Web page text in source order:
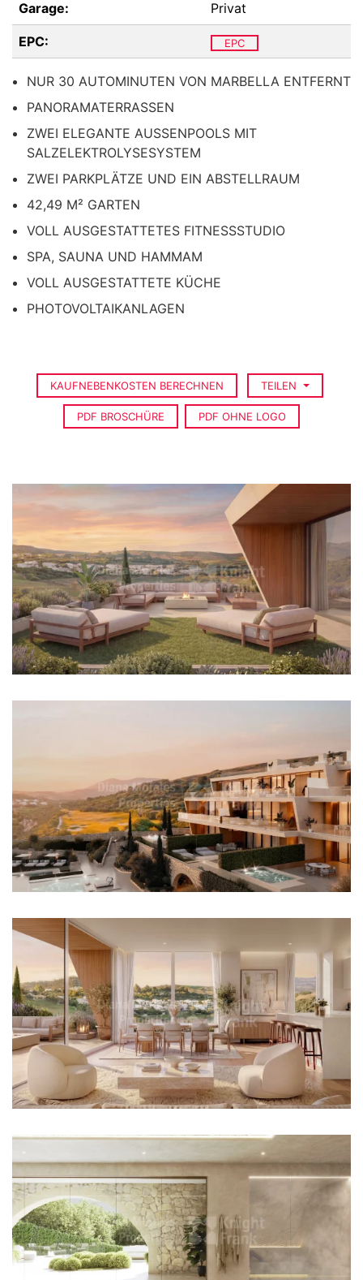
Garage: Privat
EPC: EPC
NUR 30 AUTOMINUTEN VON MARBELLA ENTFERNT
PANORAMATERRASSEN
ZWEI ELEGANTE AUSSENPOOLS MIT S
ALZELEKTROLYSESYSTEM
ZWEI PARKPLÄTZE UND EIN ABSTELLRAUM
42,49 M² GARTEN
VOLL AUSGESTATTETES FITNESSSTUDIO
SPA, SAUNA UND HAMMAM
VOLL AUSGESTATTETE KÜCHE
PHOTOVOLTAIKANLAGEN
KAUFNEBENKOSTEN BERECHNEN TEILEN
PDF BROSCHÜRE PDF OHNE LOGO